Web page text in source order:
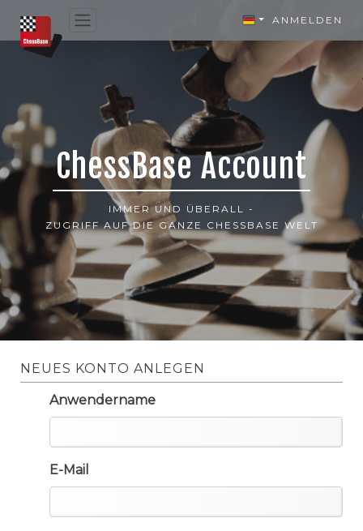
ANMELDEN
ChessBase Account
IMMER UND ÜBERALL -
ZUGRIFF AUF DIE GANZE CHESSBASE WELT
NEUES KONTO ANLEGEN
Anwendername
E-Mail